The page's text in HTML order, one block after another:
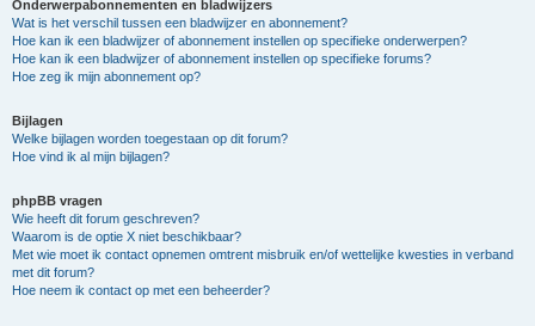
Onderwerpabonnementen en bladwijzers
Wat is het verschil tussen een bladwijzer en abonnement?
Hoe kan ik een bladwijzer of abonnement instellen op specifieke onderwerpen?
Hoe kan ik een bladwijzer of abonnement instellen op specifieke forums?
Hoe zeg ik mijn abonnement op?
Bijlagen
Welke bijlagen worden toegestaan op dit forum?
Hoe vind ik al mijn bijlagen?
phpBB vragen
Wie heeft dit forum geschreven?
Waarom is de optie X niet beschikbaar?
Met wie moet ik contact opnemen omtrent misbruik en/of wettelijke kwesties in verband
met dit forum?
Hoe neem ik contact op met een beheerder?